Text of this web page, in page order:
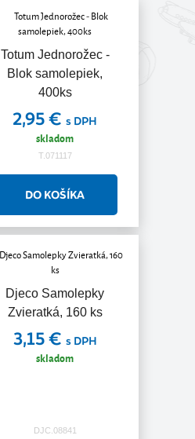
Totum Jednorožec -
Blok samolepiek,
400ks
2,95 €s DPH
skladom
T.071117
Djeco Samolepky
Zvieratká, 160 ks
3,15 € s DPH
skladom
DJC.08841